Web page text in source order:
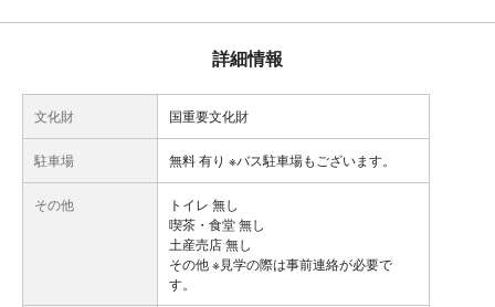
詳細情報
文化財 国重要文化財
駐車場 無料 有り ※バス駐車場もございます。
その他
トイレ 無し
喫茶・食堂 無し
土産売店 無し
その他 ※見学の際は事前連絡が必要で
す。